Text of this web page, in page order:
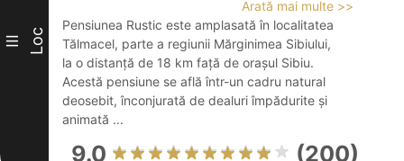
III Loc
Arată mai multe >>
Pensiunea Rustic este amplasată în localitatea
Tălmacel, parte a regiunii Mărginimea Sibiului,
la o distanță de 18 km față de orașul Sibiu.
Acestă pensiune se află într-un cadru natural
deosebit, înconjurată de dealuri împădurite și
animată ...
9.0 (200)